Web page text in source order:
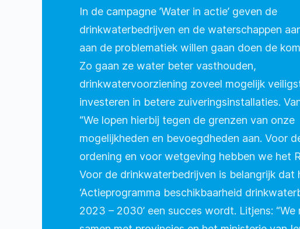
In de campagne ’Water in actie’ geven de
drinkwaterbedrijven en de waterschappen
aan de problematiek willen gaan doen de
Zo gaan ze water beter vasthouden,
drinkwatervoorziening zoveel mogelijk
investeren in betere zuiveringsinstallaties.
“We lopen hierbij tegen de grenzen van onze
mogelijkheden en bevoegdheden aan. Voor
ordening en voor wetgeving hebben we het
Voor de drinkwaterbedrijven is belangrijk dat
‘Actieprogramma beschikbaarheid
2023 – 2030’ een succes wordt. Litjens: “We